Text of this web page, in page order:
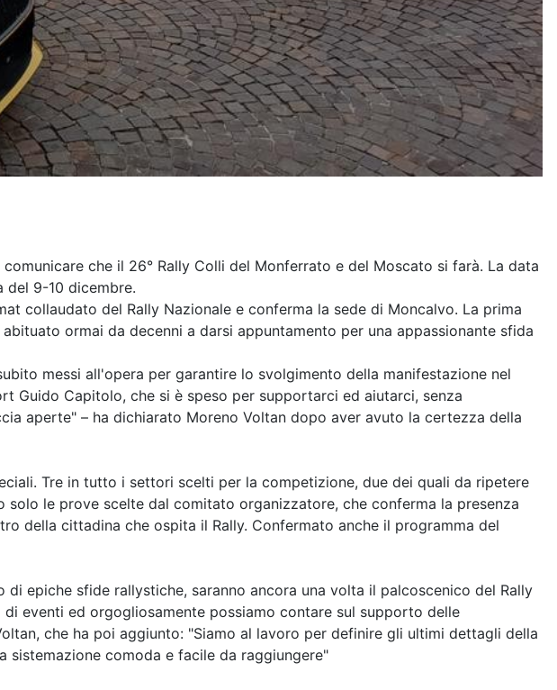
che il 26° Rally Colli del Monferrato e del Moscato si farà. La data
del 9-10 dicembre.
collaudato del Rally Nazionale e conferma la sede di Moncalvo. La prima
ormai da decenni a darsi appuntamento per una appassionante sfida
messi all'opera per garantire lo svolgimento della manifestazione nel
Guido Capitolo, che si è speso per supportarci ed aiutarci, senza
aperte" – ha dichiarato Moreno Voltan dopo aver avuto la certezza della
Tre in tutto i settori scelti per la competizione, due dei quali da ripetere
le prove scelte dal comitato organizzatore, che conferma la presenza
della cittadina che ospita il Rally. Confermato anche il programma del
epiche sfide rallystiche, saranno ancora una volta il palcoscenico del Rally
eventi ed orgogliosamente possiamo contare sul supporto delle
che ha poi aggiunto: "Siamo al lavoro per definire gli ultimi dettagli della
comoda e facile da raggiungere"